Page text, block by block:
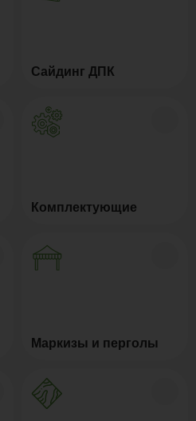
Сайдинг ДПК
Комплектующие
Маркизы и перголы